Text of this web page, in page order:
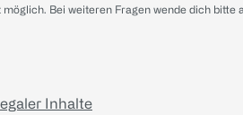
möglich. Bei weiteren Fragen wende dich bitte
Inhalte